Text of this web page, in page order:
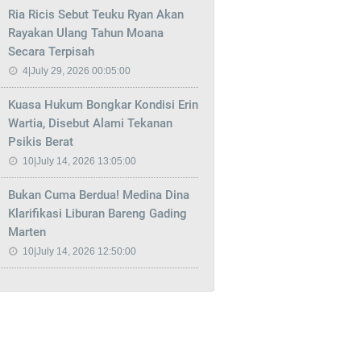
Ria Ricis Sebut Teuku Ryan Akan
Rayakan Ulang Tahun Moana
Secara Terpisah
4|July 29, 2026 00:05:00
Kuasa Hukum Bongkar Kondisi Erin
Wartia, Disebut Alami Tekanan
Psikis Berat
10|July 14, 2026 13:05:00
Bukan Cuma Berdua! Medina Dina
Klarifikasi Liburan Bareng Gading
Marten
10|July 14, 2026 12:50:00